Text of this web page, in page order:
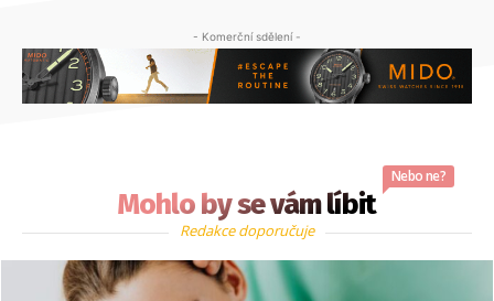
- Komerční sdělení -
Mohlo by se vám líbit
Nebo ne?
Redakce doporučuje